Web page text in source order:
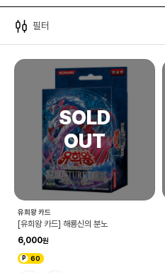
필터
유희왕 카드
[유희왕 카드] 해룡신의 분노
6,000
60